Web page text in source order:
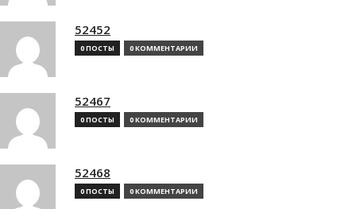
52452
0 ПОСТЫ 0 КОММЕНТАРИИ
52467
0 ПОСТЫ 0 КОММЕНТАРИИ
52468
0 ПОСТЫ 0 КОММЕНТАРИИ